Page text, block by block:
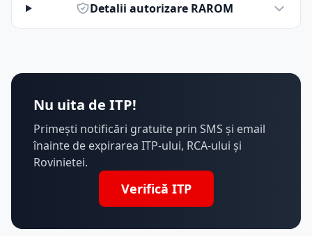
Detalii autorizare RAROM
Nu uita de ITP!
Primești notificări gratuite prin SMS și email
înainte de expirarea ITP-ului, RCA-ului și
Rovinietei.
Verifică ITP